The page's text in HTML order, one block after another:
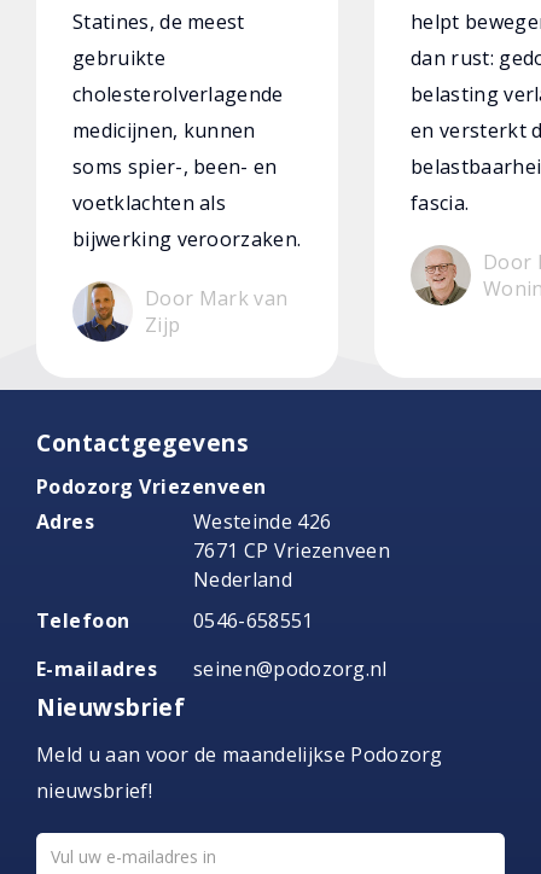
Statines, de meest
gebruikte
cholesterolverlagende
medicijnen, kunnen
soms spier-, been- en
voetklachten als
bijwerking veroorzaken.
Door Mark van
Zijp
helpt
dan rust:
belasting
en versterkt
fascia.
Door
Contactgegevens
Podozorg Vriezenveen
Adres
Westeinde 426
7671 CP Vriezenveen
Nederland
Telefoon
0546-658551
E-mailadres
seinen@podozorg.nl
Nieuwsbrief
Meld u aan voor de maandelijkse Podozorg
nieuwsbrief!